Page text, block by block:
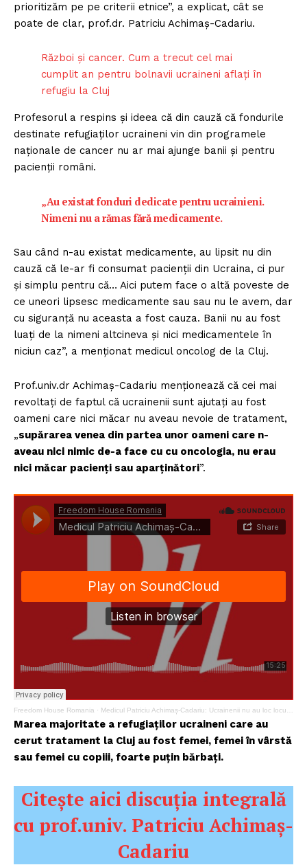
prioritizăm pe pe criterii etnice”, a explicat, cât se
poate de clar, prof.dr. Patriciu Achimaș-Cadariu.
Război și cancer. Cum a trecut cel mai
cumplit an pentru bolnavii ucraineni aflați în
refugiu la Cluj
Profesorul a respins și ideea că din cauză că fondurile
destinate refugiaților ucraineni vin din programele
naționale de cancer nu ar mai ajunge banii și pentru
pacienții români.
„Au existat fonduri dedicate pentru ucrainieni.
Nimeni nu a rămas fără medicamente.
Sau când n-au existat medicamente, au lipsit nu din
cauză că le-ar fi consumat pacienții din Ucraina, ci pur
și simplu pentru că… Aici putem face o altă poveste de
ce uneori lipsesc medicamente sau sau nu le avem, dar
cu siguranță nu aceasta a fost cauza. Banii nu au fost
luați de la nimeni altcineva și nici medicamentele în
niciun caz”, a menționat medicul oncolog de la Cluj.
Prof.univ.dr Achimaș-Cadariu menționează că cei mai
revoltați de faptul că ucrainenii sunt ajutați au fost
oameni care nici măcar nu aveau nevoie de tratament,
„supărarea venea din partea unor oameni care n-
aveau nici nimic de-a face cu cu oncologia, nu erau
nici măcar pacienți sau aparținători”.
Freedom House Romania · Medicul Patriciu Achimaș-Cadariu: Ucrainenii nu au loc locurile din spitale ale românilor
Marea majoritate a refugiaților ucraineni care au
cerut tratament la Cluj au fost femei, femei în vârstă
sau femei cu copiii, foarte puțin bărbați.
Citește aici discuția integrală
cu prof.univ. Patriciu Achimaș-
Cadariu